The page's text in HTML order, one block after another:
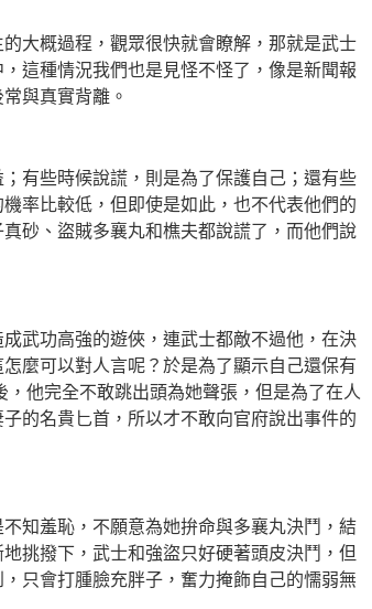
大概過程，觀眾很快就會瞭解，那就是武士
這種情況我們也是見怪不怪了，像是新聞報
與真實背離。
有些時候說謊，則是為了保護自己；還有些
率比較低，但即使是如此 ，也不代表他們的
砂、盜賊多襄丸和樵夫都說謊了，而他們說
武功高強的遊俠，連武士都敵不過他，在決
麼可以對人言呢？於是為了顯示自己還保有
他完全不敢跳出頭為她聲張，但是為了在人
的名貴匕首，所以才不敢向官府說出事件的
知羞恥，不願意為她拚命與多襄丸決鬥，結
挑撥下，武士和強盜只好硬著頭皮決鬥，但
只會打腫臉充胖子，奮力掩飾自己的懦弱無